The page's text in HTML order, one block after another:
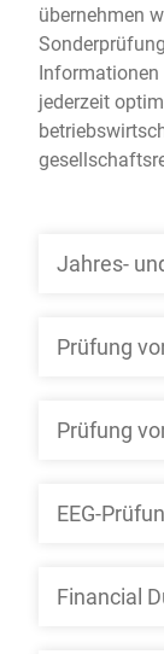
übernehmen
Informationen
jederzeit
Jahres-
Prüfung
Prüfung
EEG-
Financial